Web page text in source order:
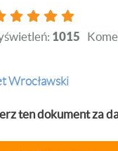
1015
Wrocławski
ten dokument za